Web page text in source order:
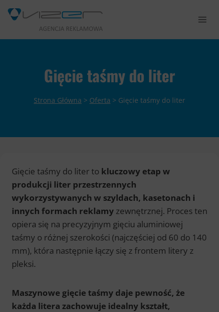
Przejdź
Gięcie taśmy do liter
Strona Główna > Oferta > Gięcie taśmy do liter
Gięcie taśmy do liter to kluczowy etap w
produkcji liter przestrzennych
wykorzystywanych w szyldach, kasetonach i
innych formach reklamy zewnętrznej. Proces ten
opiera się na precyzyjnym gięciu aluminiowej
taśmy o różnej szerokości (najczęściej od 60 do 140
mm), która następnie łączy się z frontem litery z
pleksi.
Maszynowe gięcie taśmy daje pewność, że
każda litera zachowuje idealny kształt,